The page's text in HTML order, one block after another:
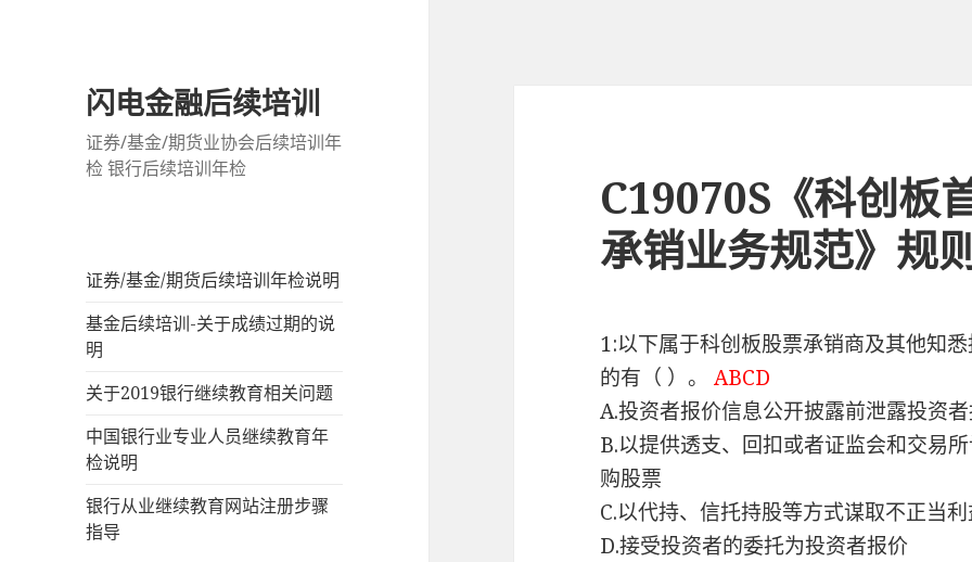
闪电金融后续培训
证券/基金/期货业协会后续培训年
检 银行后续培训年检
证券/基金/期货后续培训年检说明
基金后续培训-关于成绩过期的说
明
关于2019银行继续教育相关问题
中国银行业专业人员继续教育年
检说明
银行从业继续教育网站注册步骤
指导
C19070S《科创板
承销业务规范》规
1:以下属于科创板股票承销商及其他知
的有（ ）。ABCD
A.投资者报价信息公开披露前泄露投资
B.以提供透支、回扣或者证监会和交易
购股票
C.以代持、信托持股等方式谋取不正当
D.接受投资者的委托为投资者报价